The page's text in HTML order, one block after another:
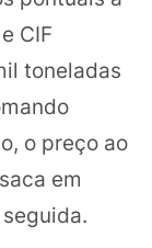
CIF
toneladas
o preço ao
em